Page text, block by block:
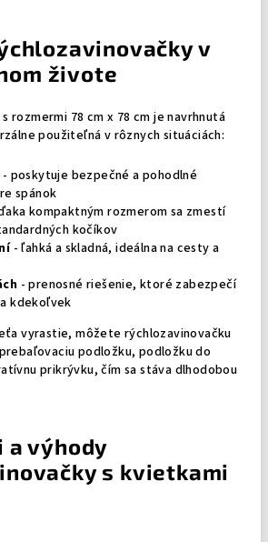
v
živote
rozmermi 78 cm x 78 cm je navrhnutá
použiteľná v rôznych situáciách:
- poskytuje bezpečné a pohodlné
spánok
kompaktným rozmerom sa zmestí
kočíkov
- ľahká a skladná, ideálna na cesty a
- prenosné riešenie, ktoré zabezpečí
kdekoľvek
vyrastie, môžete rýchlozavinovačku
podložku, podložku do
prikrývku, čím sa stáva dlhodobou
výhody
s kvietkami